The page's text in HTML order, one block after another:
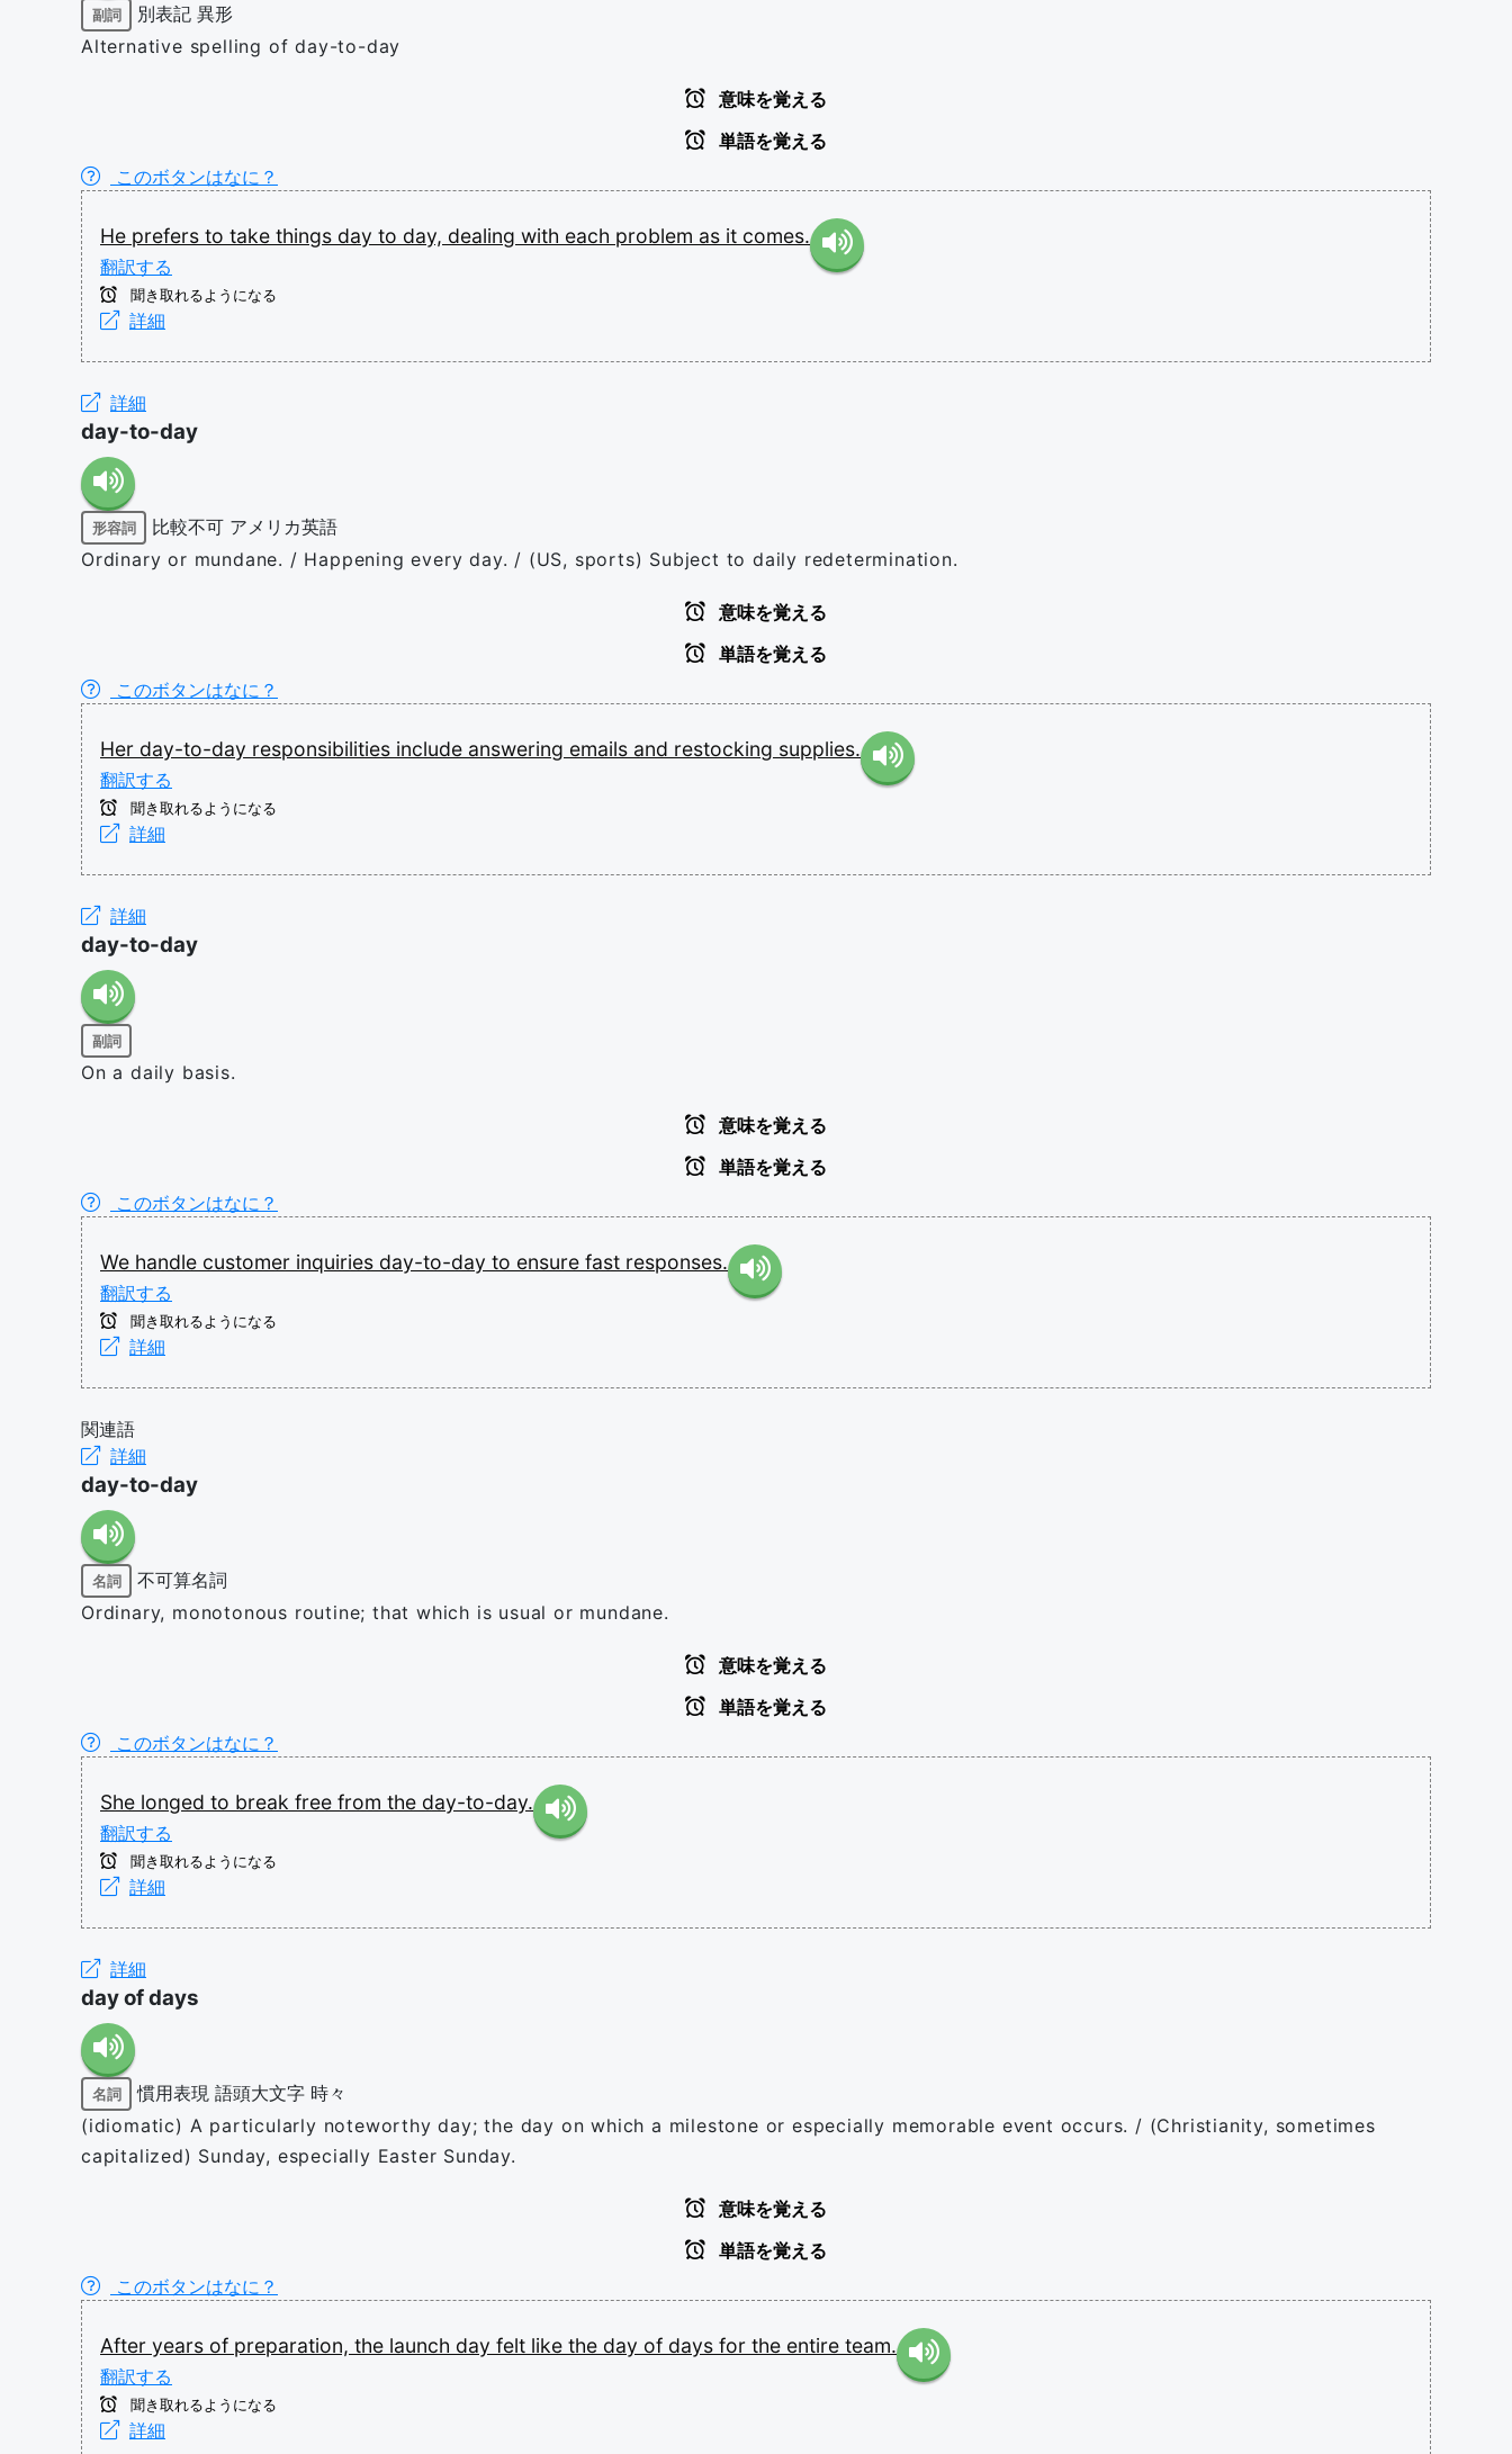
副詞 別表記 異形
Alternative spelling of day-to-day
意味を覚える
単語を覚える
このボタンはなに？
He prefers to take things day to day, dealing with each problem as it comes.
翻訳する
聞き取れるようになる
詳細
詳細
day-to-day
形容詞 比較不可 アメリカ英語
Ordinary or mundane. / Happening every day. / (US, sports) Subject to daily redetermination.
意味を覚える
単語を覚える
このボタンはなに？
Her day-to-day responsibilities include answering emails and restocking supplies.
翻訳する
聞き取れるようになる
詳細
詳細
day-to-day
副詞
On a daily basis.
意味を覚える
単語を覚える
このボタンはなに？
We handle customer inquiries day-to-day to ensure fast responses.
翻訳する
聞き取れるようになる
詳細
関連語
詳細
day-to-day
名詞
不可算名詞
Ordinary, monotonous routine; that which is usual or mundane.
意味を覚える
単語を覚える
このボタンはなに？
She longed to break free from the day-to-day.
翻訳する
聞き取れるようになる
詳細
詳細
day of days
名詞 慣用表現 語頭大文字 時々
(idiomatic) A particularly noteworthy day; the day on which a milestone or especially memorable event occurs. / (Christianity, sometimes
capitalized) Sunday, especially Easter Sunday.
意味を覚える
単語を覚える
このボタンはなに？
After years of preparation, the launch day felt like the day of days for the entire team.
翻訳する
聞き取れるようになる
詳細